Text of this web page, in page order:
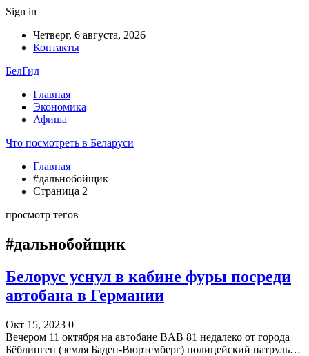
Sign in
Четверг, 6 августа, 2026
Контакты
БелГид
Главная
Экономика
Афиша
Что посмотреть в Беларуси
Главная
#дальнобойщик
Страница 2
просмотр тегов
#дальнобойщик
Белорус уснул в кабине фуры посреди
автобана в Германии
Окт 15, 2023 0
Вечером 11 октября на автобане BAB 81 недалеко от города
Бёблинген (земля Баден-Вюртемберг) полицейский патруль…